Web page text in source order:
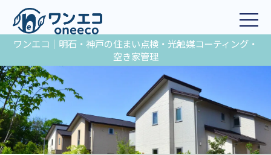
ワンエコ｜明石・神戸の住まい点検・光触媒コーティング・
空き家管理